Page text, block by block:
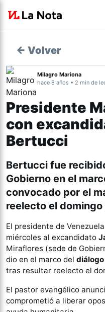
← Volver
Milagro Mariona
hace 8 años • 2 min de
Presidente
con
Bertucci
Bertucci fue
Gobierno en el
convocado por el
reelecto el
El presidente de
miércoles al excandidato
Miraflores (sede de
dio en el marco del diálogo
tras resultar reelecto el
El pastor evangélico
comprometió a liberar